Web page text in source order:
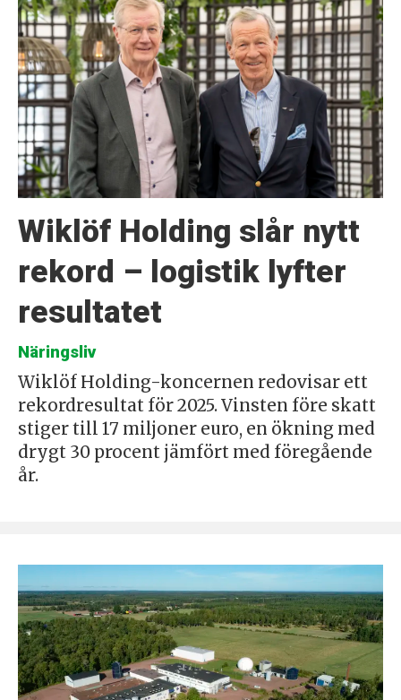
Wiklöf Holding slår nytt
rekord – logistik lyfter
resultatet
Näringsliv
Wiklöf Holding-koncernen redovisar ett
rekordresultat för 2025. Vinsten före skatt
stiger till 17 miljoner euro, en ökning med
drygt 30 procent jämfört med föregående
år.